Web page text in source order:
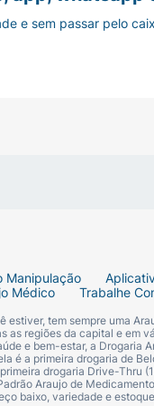
ajustada pelo
ser aumentada
importante
em má
Enxaqueca
de uso do Divalcon ER para
Manipulação
Médico Trabalhe
estiver, tem sempre uma
as regiões da capital e em
e bem-estar, a Drogaria
é a primeira drogaria de
drogaria Drive-Thru
Araujo de
baixo, variedade e
e sem passar pelo